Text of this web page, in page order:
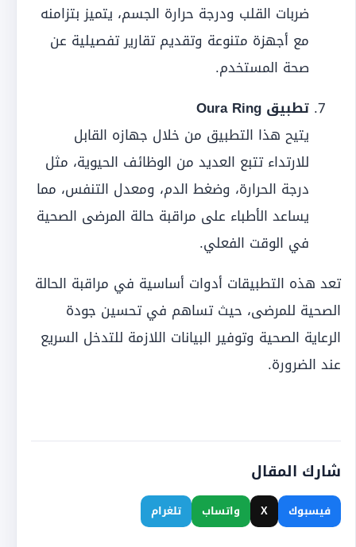
ضربات القلب ودرجة حرارة الجسم، يتميز بتزامنه
مع أجهزة متنوعة وتقديم تقارير تفصيلية عن
صحة المستخدم.
تطبيق Oura Ring
يتيح هذا التطبيق من خلال جهازه القابل
للارتداء تتبع العديد من الوظائف الحيوية، مثل
درجة الحرارة، وضغط الدم، ومعدل التنفس، مما
يساعد الأطباء على مراقبة حالة المرضى الصحية
في الوقت الفعلي.
تعد هذه التطبيقات أدوات أساسية في مراقبة الحالة
الصحية للمرضى، حيث تساهم في تحسين جودة
الرعاية الصحية وتوفير البيانات اللازمة للتدخل السريع
عند الضرورة.
شارك المقال
فيسبوك X واتساب تلغرام